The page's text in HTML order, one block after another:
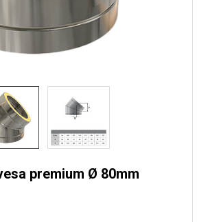
premium Ø 80mm